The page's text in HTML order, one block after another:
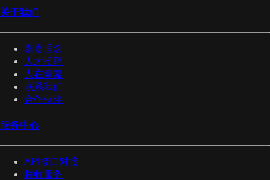
关于我们
泰嘉理念
人才招聘
人在泰嘉
联系我们
合作伙伴
服务中心
API接口对接
揽收服务